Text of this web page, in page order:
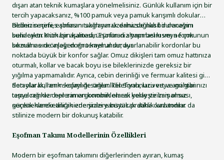
dışarı atan teknik kumaşlara yönelmelisiniz. Günlük kullanım için bir
tercih yapacaksanız, %100 pamuk veya pamuk karışımlı dokular
cildinizin nefes almasını sağlayarak daha sağlıklı bir deneyim
sunacaktır. Kumaşın kalitesi, ürünün diz yapmasını veya formunun
bozulmasını önleyen en temel unsurdur.
Beden seçimi, eşofman takımının üzerinizde nasıl duracağını
belirleyen kritik bir aşamadır. Eşofman altının bel kısmı ne çok
sıkmalı ne de aşağı doğru kaymalıdır; ayarlanabilir kordonlar bu
noktada büyük bir konfor sağlar. Omuz dikişleri tam omuz hattınıza
oturmalı, kollar ve bacak boyu ise bileklerinizde gereksiz bir
yığılma yapmamalıdır. Ayrıca, cebin derinliği ve fermuar kalitesi gibi
detaylar kullanım kolaylığı sağlar. Telefonunuzu veya anahtarınızı
taşıyacağınız ceplerin ergonomik olarak yerleştirilmiş olması,
günlük hareketliliğinizde sizlere büyük pratiklik kazandırır.
Son olarak, renk seçimi de önemlidir. Siyah, lacivert ve gri gibi
temel renkler her zaman kombinlemesi kolay ve zamansız
seçeneklerdir ancak enerjinizi yansıtacak daha canlı tonlar da
stilinize modern bir dokunuş katabilir.
Eşofman Takımı Modellerinin Özellikleri
Modern bir eşofman takımını diğerlerinden ayıran, kumaş